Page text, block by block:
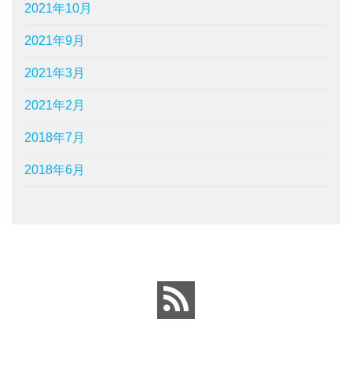
2021年10月
2021年9月
2021年3月
2021年2月
2018年7月
2018年6月